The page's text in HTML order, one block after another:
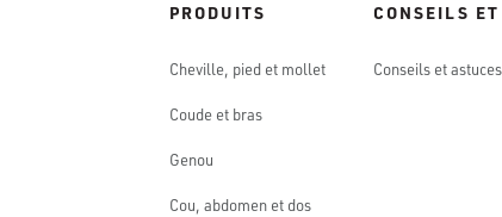
PRODUITS
Cheville, pied et mollet
Coude et bras
Genou
Cou, abdomen et dos
CONSEILS
Conseils et astuces